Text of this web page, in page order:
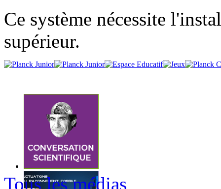
Ce système nécessite
supérieur.
Tous les médias